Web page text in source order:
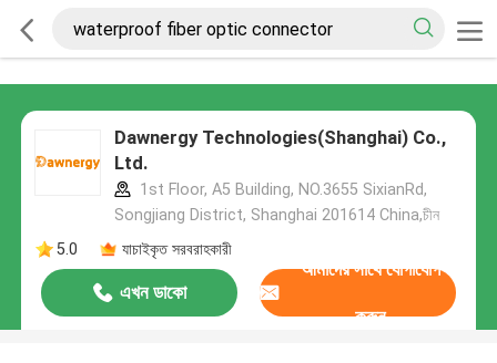
Dawnergy Technologies(Shanghai) Co.,
Ltd.
1st Floor, A5 Building, NO.3655 SixianRd,
Songjiang District, Shanghai 201614 China,চীন
5.0
যাচাইকৃত সরবরাহকারী
এখন ডাকো
আমাদের সাথে যোগাযোগ
করুন